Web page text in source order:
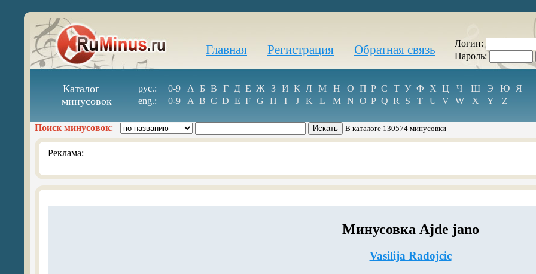
Главная Регистрация Обратная связь
Логин:
Пароль:
Каталог
минусовок
рус.: 0-9 А Б В Г Д Е Ж З И К Л М Н О П Р С Т У Ф Х Ц Ч Ш Э Ю
Я
eng.:
0-9 A B C D E F G H I J K L M N O P Q R S T U V W X Y Z
Поиск минусовок: В каталоге 130574 минусовки
Реклама:
Минусовка Ajde jano
Vasilija Radojcic